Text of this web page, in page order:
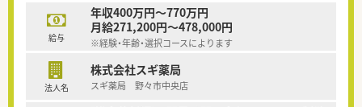
給与
年収400万円～770万円
月給271,200円～478,000円
※経験・年齢・選択コースによります
法人名
株式会社スギ薬局
スギ薬局 野々市中央店